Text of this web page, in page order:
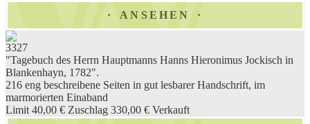
ANSEHEN
3327
"Tagebuch des Herrn Hauptmanns Hanns Hieronimus Jockisch in
Blankenhayn, 1782".
216 eng beschreibene Seiten in gut lesbarer Handschrift, im
marmorierten Einaband
Limit 40,00 € Zuschlag 330,00 € Verkauft